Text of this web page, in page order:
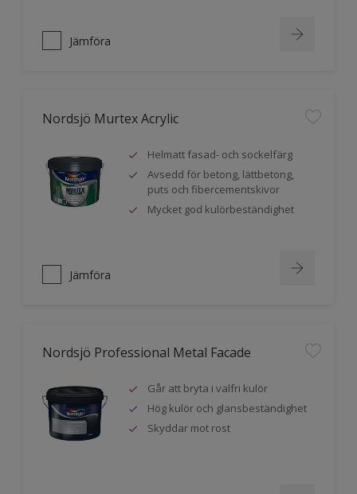
Jämföra
Nordsjö Murtex Acrylic
Helmatt fasad- och sockelfärg
Avsedd för betong, lättbetong,
puts och fibercementskivor
Mycket god kulörbeständighet
Jämföra
Nordsjö Professional Metal Facade
Går att bryta i valfri kulör
Hög kulör och glansbeständighet
Skyddar mot rost